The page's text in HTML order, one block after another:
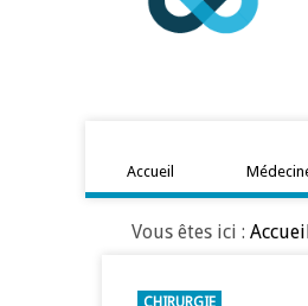
Accueil
Vous êtes ici :
CHIRURGIE